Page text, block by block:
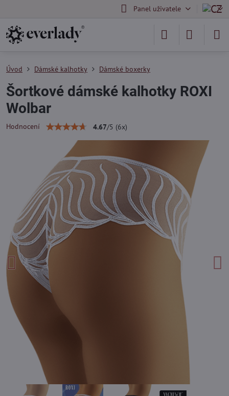
Panel uživatele
Úvod Dámské kalhotky Dámské boxerky
Šortkové dámské kalhotky ROXI
Wolbar
Hodnocení 4.67/5 (6x)